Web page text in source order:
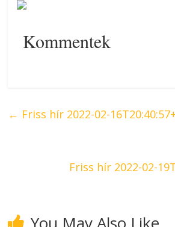
Kommentek
← Friss hír 2022-02-
Friss hír 2022-02-